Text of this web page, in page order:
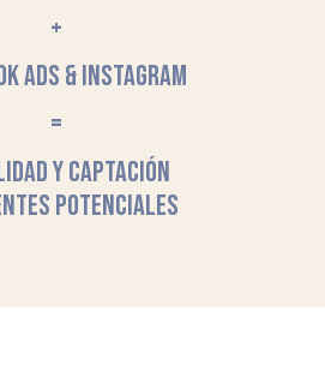
+
ADS & INSTAGRAM
=
Y CAPTACIÓN
POTENCIALES